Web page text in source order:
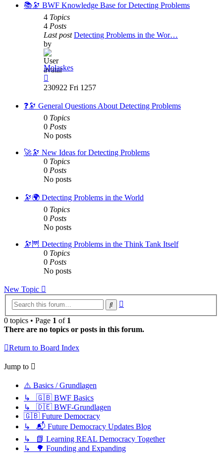
📚🔭 BWF Knowledge Base for Detecting Problems
4 Topics
4 Posts
Last post Detecting Problems in the Wor…
by
Molaskes
the
post
230922 Fri 1257
❓🔭 General Questions About Detecting Problems
0 Topics
0 Posts
No posts
🚀🔭 New Ideas for Detecting Problems
0 Topics
0 Posts
No posts
🔭🌍 Detecting Problems in the World
0 Topics
0 Posts
No posts
🔭🦉 Detecting Problems in the Think Tank Itself
0 Topics
0 Posts
No posts
New Topic
Search
0 topics • Page 1 of 1
There are no topics or posts in this forum.
Return to Board Index
Jump to
⚠️ Basics / Grundlagen
↳ 🇬🇧 BWF Basics
↳ 🇩🇪 BWF-Grundlagen
🇬🇧 Future Democracy
↳ 📬 Future Democracy Updates Blog
↳ 📗 Learning REAL Democracy Together
↳ 🌳 Founding and Expanding